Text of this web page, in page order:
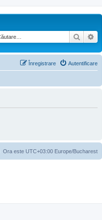
Căutare
Autentificare
Înregistrare
Ora este UTC+03:00 Europe/Bucharest